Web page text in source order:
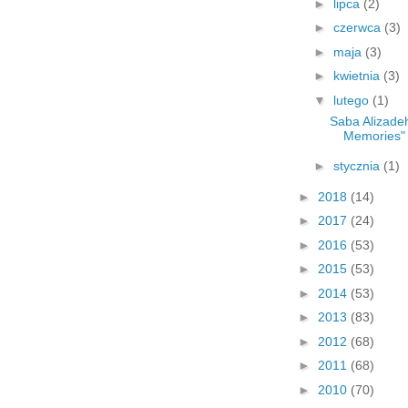
► lipca (2)
► czerwca (3)
► maja (3)
► kwietnia (3)
▼ lutego (1)
Saba
Memories"
► stycznia (1)
► 2018 (14)
► 2017 (24)
► 2016 (53)
► 2015 (53)
► 2014 (53)
► 2013 (83)
► 2012 (68)
► 2011 (68)
► 2010 (70)